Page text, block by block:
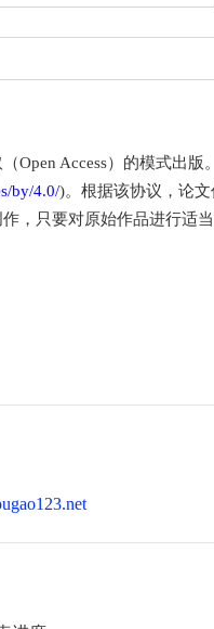
Open Access）的模式出
by/4.0/)。根据该协议，论
，只要对原始作品进行适当